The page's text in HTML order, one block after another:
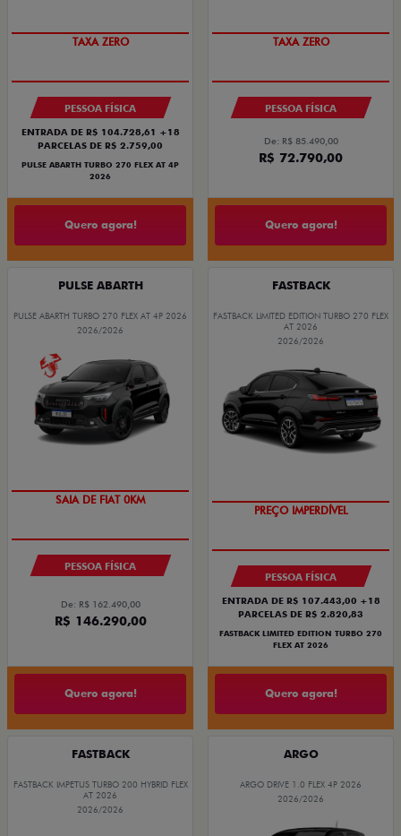
PESSOA FÍSICA
ENTRADA DE R$ 104.728,61 +18
PARCELAS DE R$ 2.759,00
PULSE ABARTH TURBO 270 FLEX AT 4P
2026
Quero agora!
PESSOA FÍSICA
De: R$ 85.490,00
R$ 72.790,00
Quero agora!
PULSE ABARTH
PULSE ABARTH TURBO 270 FLEX AT 4P 2026
2026/2026
PESSOA FÍSICA
De: R$ 162.490,00
R$ 146.290,00
Quero agora!
FASTBACK
FASTBACK LIMITED EDITION TURBO 270 FLEX
AT 2026
2026/2026
PREÇO IMPERDÍVEL
PESSOA FÍSICA
ENTRADA DE R$ 107.443,00 +18
PARCELAS DE R$ 2.820,83
FASTBACK LIMITED EDITION TURBO 270
FLEX AT 2026
Quero agora!
FASTBACK
FASTBACK IMPETUS TURBO 200 HYBRID FLEX
AT 2026
2026/2026
ARGO
ARGO DRIVE 1.0 FLEX 4P 2026
2026/2026